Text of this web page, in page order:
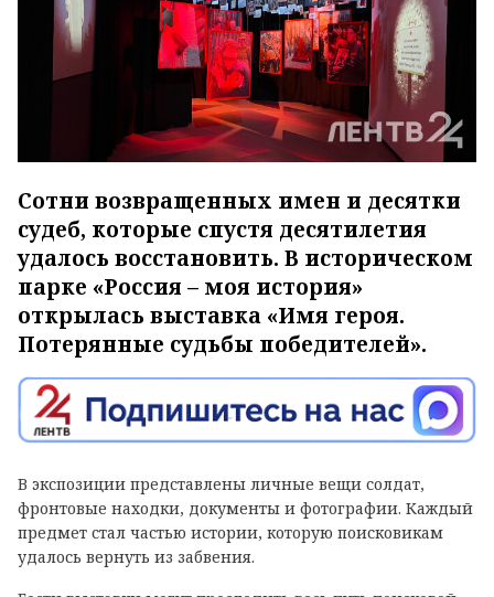
Сотни возвращенных имен и десятки
судеб, которые спустя десятилетия
удалось восстановить. В историческом
парке «Россия – моя история»
открылась выставка «Имя героя.
Потерянные судьбы победителей».
В экспозиции представлены личные вещи солдат,
фронтовые находки, документы и фотографии. Каждый
предмет стал частью истории, которую поисковикам
удалось вернуть из забвения.